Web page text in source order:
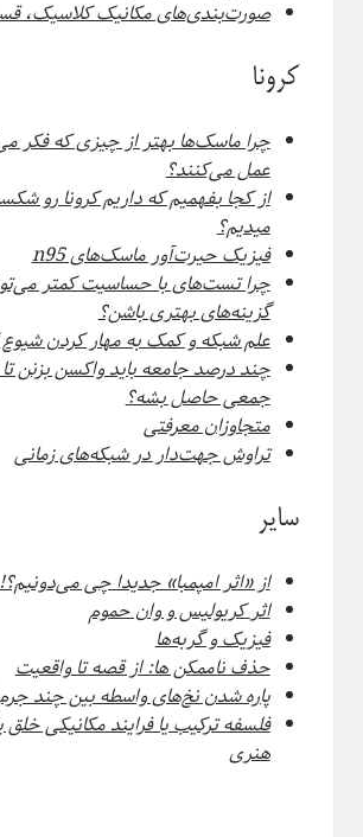
صورت‌بندی‌های مکانیک کلاسیک،
کرونا
چرا ماسک‌ها بهتر از چیزی که فکر
عمل می‌کنند؟
از کجا بفهمیم که داریم کرونا رو
میدیم؟
فیزیک حیرت‌آور ماسک‌هایn95
چرا تست‌های با حساسیت کمتر
گزینه‌های بهتری باشن؟
علم شبکه‌ و کمک به مهار کردن شیوع
چند درصد جامعه باید واکسن بزنن
جمعی حاصل بشه؟
متجاوزان معرفتی
تراوش جهت‌دار در شبکه‌های زمانی
سایر
از «اثر امپمبا» جدیدا چی
اثرکریولیس و وان حموم
فیزیک و گربه‌ها
ﺣﺬﻑ ﻧﺎﻣﻤﮑﻦ ﻫﺎ: ﺍز قصه ﺗﺎ ﻭﺍﻗﻌﯿﺖ
پاره شدن نخ‌های واسطه بین چند جرم
فلسفه ترکیب یا فرایند مکانیکی
هنری